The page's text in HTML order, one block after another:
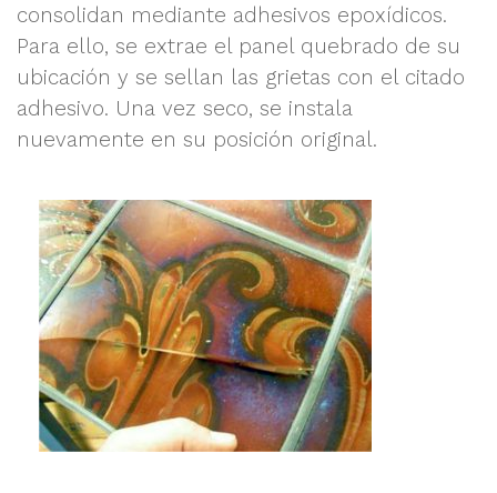
consolidan mediante adhesivos epoxídicos.
Para ello, se extrae el panel quebrado de su
ubicación y se sellan las grietas con el citado
adhesivo. Una vez seco, se instala
nuevamente en su posición original.